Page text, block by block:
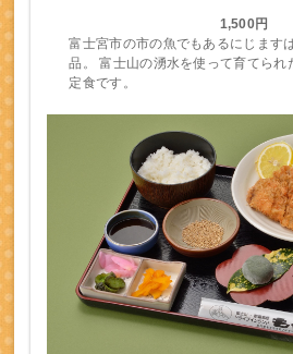
1,500円
富士宮市の市の魚でもあるにじます
品。 富士山の湧水を使って育てられ
定食です。